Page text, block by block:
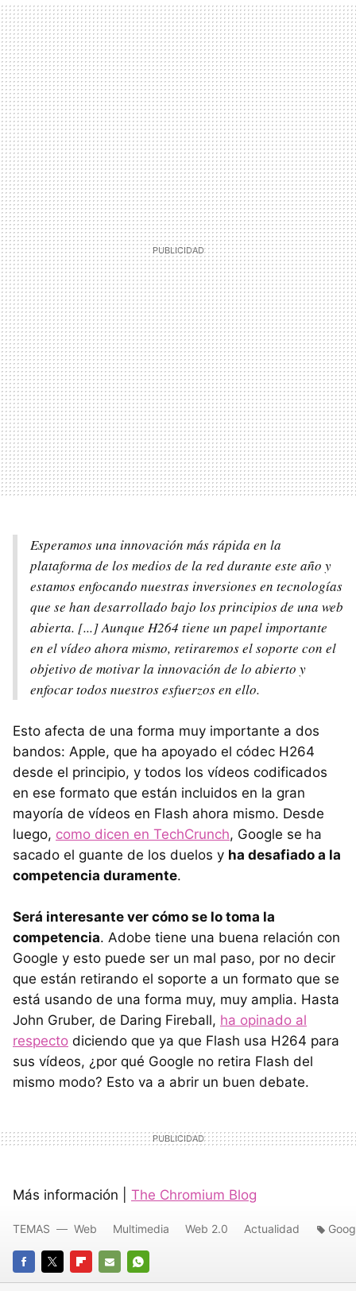
Esperamos una innovación más rápida en la
plataforma de los medios de la red durante este año y
estamos enfocando nuestras inversiones en tecnologías
que se han desarrollado bajo los principios de una web
abierta. [...] Aunque H264 tiene un papel importante
en el vídeo ahora mismo, retiraremos el soporte con el
objetivo de motivar la innovación de lo abierto y
enfocar todos nuestros esfuerzos en ello.
Esto afecta de una forma muy importante a dos
bandos: Apple, que ha apoyado el códec H264
desde el principio, y todos los vídeos codificados
en ese formato que están incluidos en la gran
mayoría de vídeos en Flash ahora mismo. Desde
luego, como dicen en TechCrunch, Google se ha
sacado el guante de los duelos y ha desafiado a la
competencia duramente.
Será interesante ver cómo se lo toma la
competencia. Adobe tiene una buena relación con
Google y esto puede ser un mal paso, por no decir
que están retirando el soporte a un formato que se
está usando de una forma muy, muy amplia. Hasta
John Gruber, de Daring Fireball, ha opinado al
respecto diciendo que ya que Flash usa H264 para
sus vídeos, ¿por qué Google no retira Flash del
mismo modo? Esto va a abrir un buen debate.
Más información | The Chromium Blog
FACEBOOK
TWITTERFLIPBOARD
E- WHATSAPP
TEMAS Web Multimedia Web 2.0 Actualidad